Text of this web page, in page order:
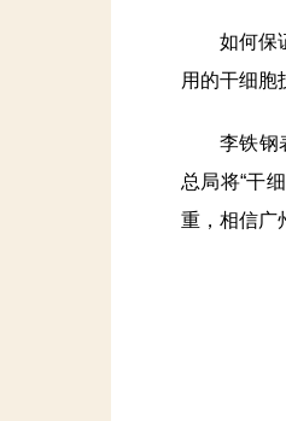
如何保证
用的干细胞
李铁钢表
总局将“干
重，相信广